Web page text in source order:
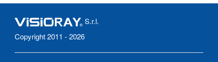
S.r.l.
Copyright 2011 - 2026